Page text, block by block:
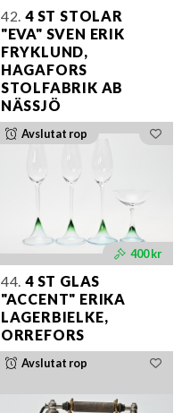
42. 4 ST STOLAR
"EVA" SVEN ERIK
FRYKLUND,
HAGAFORS
STOLFABRIK AB
NÄSSJÖ
Avslutat rop
400 kr
44. 4 ST GLAS
"ACCENT" ERIKA
LAGERBIELKE,
ORREFORS
Avslutat rop